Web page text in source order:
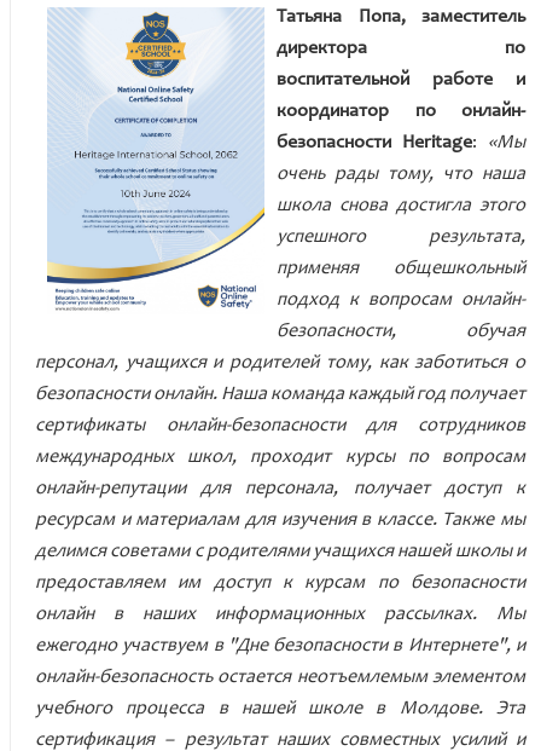
Татьяна Попа, заместитель
директора по
воспитательной работе и
координатор по онлайн-
безопасности Heritage: «Мы
очень рады тому, что наша
школа снова достигла этого
успешного результата,
применяя общешкольный
подход к вопросам онлайн-
безопасности, обучая
персонал, учащихся и родителей тому, как заботиться о
безопасности онлайн. Наша команда каждый год получает
сертификаты онлайн-безопасности для сотрудников
международных школ, проходит курсы по вопросам
онлайн-репутации для персонала, получает доступ к
ресурсам и материалам для изучения в классe. Также мы
делимся советами с родителями учащихся нашей школы и
предоставляем им доступ к курсам по безопасности
онлайн в наших информационных рассылках. Мы
ежегодно участвуем в "Дне безопасности в Интернете", и
онлайн-безопасность остается неотъемлемым элементом
учебного процесса в нашей школе в Молдове. Эта
сертификация – результат наших совместных усилий и